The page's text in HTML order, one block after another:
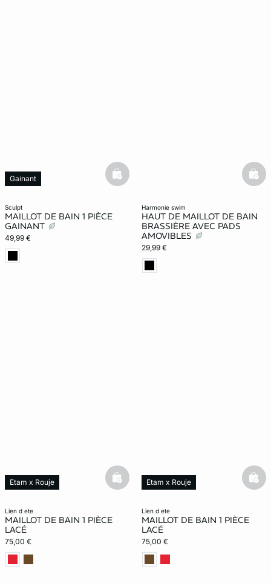
sculpt
MAILLOT DE BAIN 1 PIÈCE
GAINANT
49,99 €
Gainant basketfull
harmonie swim
HAUT DE MAILLOT DE BAIN
BRASSIÈRE AVEC PADS
AMOVIBLES
29,99 €
lien d ete
MAILLOT DE BAIN 1 PIÈCE
LACÉ
75,00 €
Etam x Rouje
basketfull
lien d ete
MAILLOT DE BAIN 1 PIÈCE
LACÉ
75,00 €
Etam x Rouje